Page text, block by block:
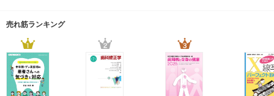
売れ筋ランキング